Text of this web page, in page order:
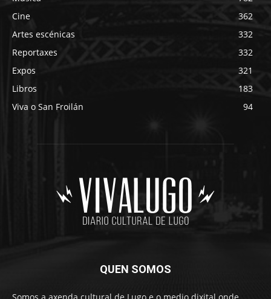
Cine
362
Artes escénicas
332
Reportaxes
332
Expos
321
Libros
183
Viva o San Froilán
94
QUEN SOMOS